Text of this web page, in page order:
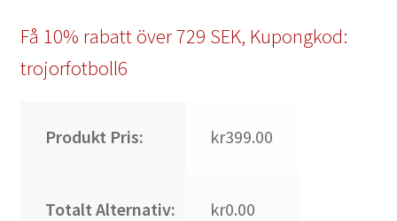
Få 10% rabatt över 729 SEK, Kupongkod:
trojorfotboll6
Produkt Pris: kr399.00
Totalt Alternativ: kr0.00